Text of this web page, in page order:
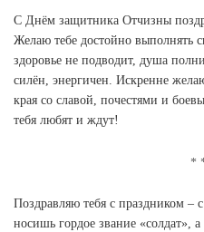
С Днём защитника Отчизны
Желаю тебе достойно выполнять
здоровье не подводит, душа
силён, энергичен. Искренне
края со славой, почестями и
тебя любят и ждут!
Поздравляю тебя с праздником
носишь гордое звание «солдат»,